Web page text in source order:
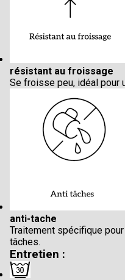
résistant au froissage
Se froisse peu, idéal pour
anti-tache
Traitement spécifique
tâches.
Entretien :